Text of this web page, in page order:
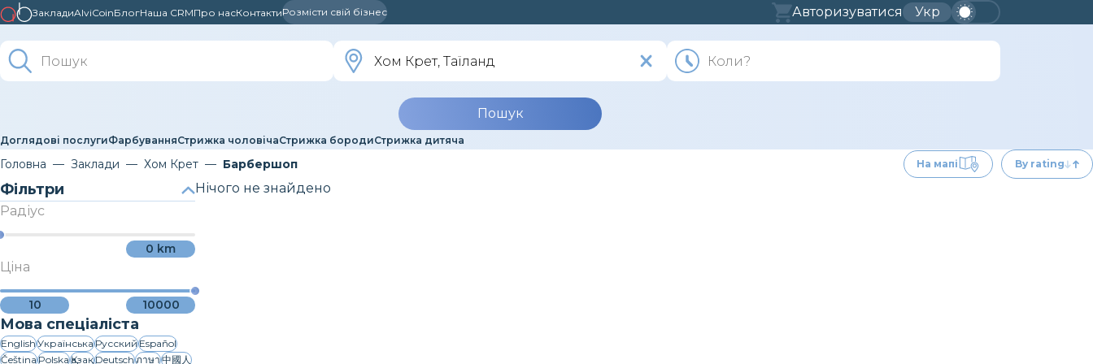
ЗакладиAlviCoinБлогНаша CRMПро насКонтактиРозмісти свій бізнес Авторизуватися Укр
Пошук
Доглядові послугиФарбуванняСтрижка чоловічаСтрижка бородиСтрижка дитяча
Головна Заклади Хом Крет Барбершоп На мапі By rating
Фільтри
Радіус
0 km
Ціна
10 10000
Мова спеціаліста
EnglishУкраїнськаРусскийEspañol
ČeštinaPolskaҚазақDeutschภาษา中國人
Нічого не знайдено